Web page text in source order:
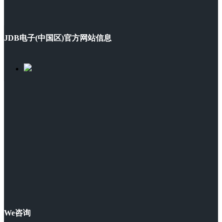
JDB电子(中国区)官方网站信息
We咨询